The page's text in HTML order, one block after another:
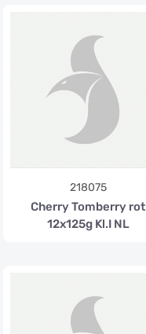
218075
Cherry Tomberry rot
12x125g Kl.I NL